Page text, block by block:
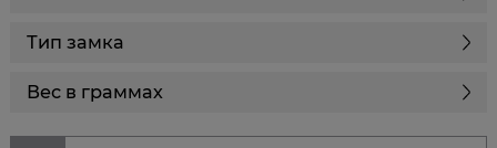
Тип замка
Вес в граммах